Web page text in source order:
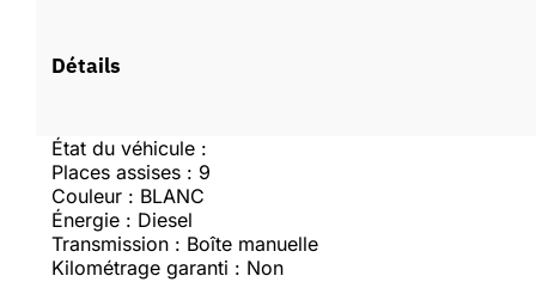
Détails
État du véhicule :
Places assises : 9
Couleur : BLANC
Énergie : Diesel
Transmission : Boîte manuelle
Kilométrage garanti : Non